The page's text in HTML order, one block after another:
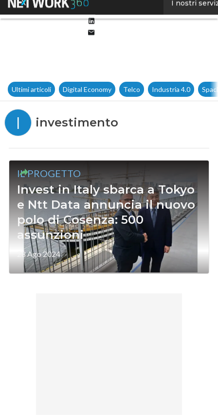
Twitter
Ultimi articoli Digital Economy Telco Industria 4.0
I investimento
IL PROGETTO
Invest in Italy sbarca a Tokyo
e Ntt Data annuncia il nuovo
polo di Cosenza: 500
assunzioni
28 Ago 2024